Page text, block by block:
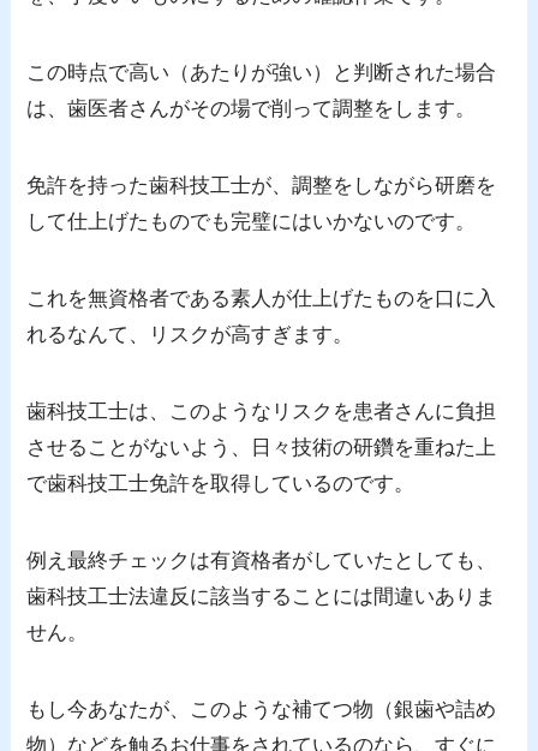
この時点で高い（あたりが強い）と判断された場合
は、歯医者さんがその場で削って調整をします。
免許を持った歯科技工士が、調整をしながら研磨を
して仕上げたものでも完璧にはいかないのです。
これを無資格者である素人が仕上げたものを口に入
れるなんて、リスクが高すぎます。
歯科技工士は、このようなリスクを患者さんに負担
させることがないよう、日々技術の研鑽を重ねた上
で歯科技工士免許を取得しているのです。
例え最終チェックは有資格者がしていたとしても、
歯科技工士法違反に該当することには間違いありま
せん。
もし今あなたが、このような補てつ物（銀歯や詰め
物）などを触るお仕事をされているのなら、すぐに